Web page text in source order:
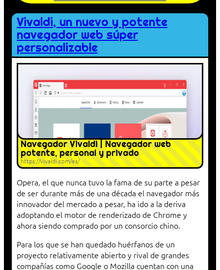
Vivaldi, un nuevo y potente
navegador web súper
personalizable
Navegador Vivaldi | Navegador web
potente, personal y privado
https://vivaldi.com/es/
Opera, el que nunca tuvo la fama de su parte a pesar
de ser durante más de una década el navegador más
innovador del mercado a pesar, ha ido a la deriva
adoptando el motor de renderizado de Chrome y
ahora siendo comprado por un consorcio chino.
Para los que se han quedado huérfanos de un
proyecto relativamente abierto y rival de grandes
compañías como Google o Mozilla cuentan con una